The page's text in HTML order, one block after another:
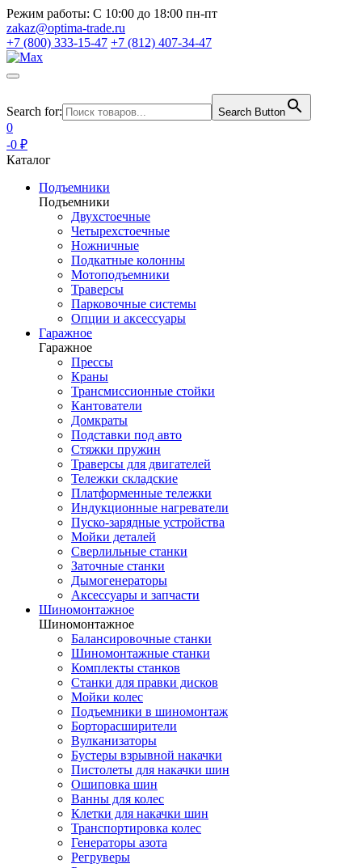
Режим работы: С 10:00 до 18:00 пн-пт
zakaz@optima-trade.ru
+7 (800) 333-15-47 +7 (812) 407-34-47
Search for: Search Button
0
-0 ₽
Каталог
Подъемники
Подъемники
Двухстоечные
Четырехстоечные
Ножничные
Подкатные колонны
Мотоподъемники
Траверсы
Парковочные системы
Опции и аксессуары
Гаражное
Гаражное
Прессы
Краны
Трансмиссионные стойки
Кантователи
Домкраты
Подставки под авто
Стяжки пружин
Траверсы для двигателей
Тележки складские
Платформенные тележки
Индукционные нагреватели
Пуско-зарядные устройства
Мойки деталей
Сверлильные станки
Заточные станки
Дымогенераторы
Аксессуары и запчасти
Шиномонтажное
Шиномонтажное
Балансировочные станки
Шиномонтажные станки
Комплекты станков
Станки для правки дисков
Мойки колес
Подъемники в шиномонтаж
Борторасширители
Вулканизаторы
Бустеры взрывной накачки
Пистолеты для накачки шин
Ошиповка шин
Ванны для колес
Клетки для накачки шин
Транспортировка колес
Генераторы азота
Регруверы